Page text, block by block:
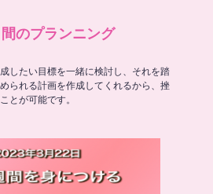
のプランニング
したい目標を一緒に検討し、それを踏
られる計画を作成してくれるから、挫
とが可能です。